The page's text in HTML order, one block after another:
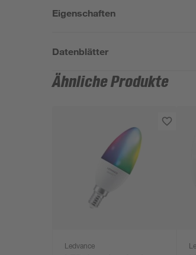
Eigenschaften
Datenblätter
Ähnliche Produkte
Ledvance